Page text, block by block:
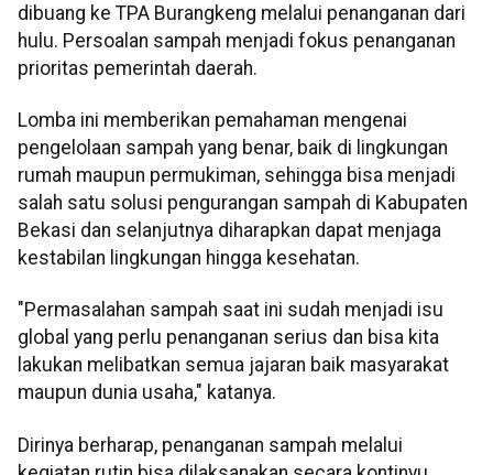
dibuang ke TPA Burangkeng melalui penanganan dari
hulu. Persoalan sampah menjadi fokus penanganan
prioritas pemerintah daerah.
Lomba ini memberikan pemahaman mengenai
pengelolaan sampah yang benar, baik di lingkungan
rumah maupun permukiman, sehingga bisa menjadi
salah satu solusi pengurangan sampah di Kabupaten
Bekasi dan selanjutnya diharapkan dapat menjaga
kestabilan lingkungan hingga kesehatan.
"Permasalahan sampah saat ini sudah menjadi isu
global yang perlu penanganan serius dan bisa kita
lakukan melibatkan semua jajaran baik masyarakat
maupun dunia usaha," katanya.
Dirinya berharap, penanganan sampah melalui